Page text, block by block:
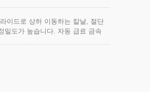
이드로 상하 이동하는 칼날, 절단
밀도가 높습니다. 자동 급료 금속